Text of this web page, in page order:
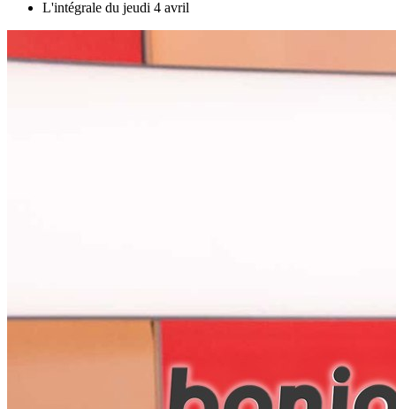
L'intégrale du jeudi 4 avril